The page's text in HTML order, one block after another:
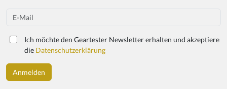
h
Email
Ich möchte den Geartester Newsletter erhalten und akzeptiere
die Datenschutzerklärung